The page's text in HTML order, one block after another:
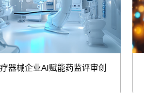
器械企业AI赋能药监评审创